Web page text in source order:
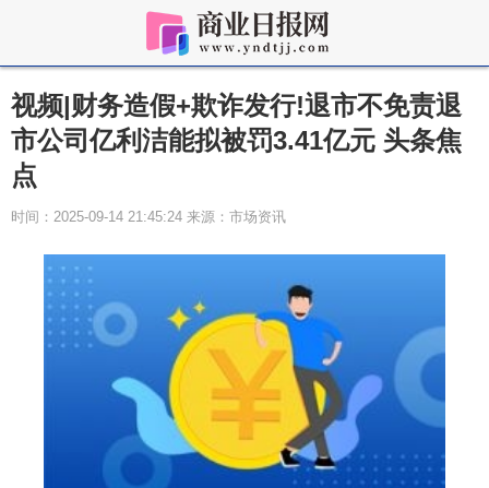
视频|财务造假+欺诈发行!退市不免责退
市公司亿利洁能拟被罚3.41亿元 头条焦
点
时间：2025-09-14 21:45:24 来源：市场资讯